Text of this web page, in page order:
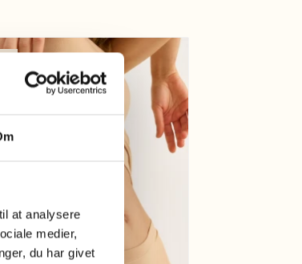
at analysere
medier,
du har givet